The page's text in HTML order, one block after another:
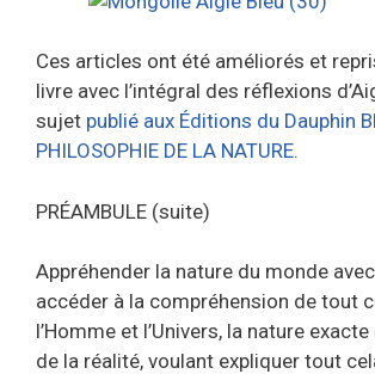
Ces articles ont été améliorés et
livre avec l’intégral des réflexions
sujet publié aux Éditions du Dauphin
PHILOSOPHIE DE LA NATURE.
PRÉAMBULE (suite)
Appréhender la nature du monde
accéder à la compréhension de tout
l’Homme et l’Univers, la nature
de la réalité, voulant expliquer tout